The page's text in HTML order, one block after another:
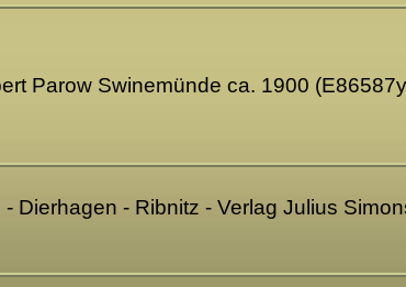
Parow Swinemünde ca. 1900
Dierhagen - Ribnitz - Verlag Julius